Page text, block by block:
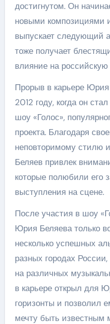
достигнутом. Он
новыми композициями
выпускает следующий
тоже получает
влияние на
Прорыв в карьере
2012 году, когда он
шоу «Голос»,
проекта. Благодаря
неповторимому стилю
Беляев привлек
которые полюбили его
выступления на сцене.
После участия в шоу
Юрия Беляева только
несколько успешных
разных городах
на различных
в карьере открыл для
горизонты и позволил
мечту быть известным